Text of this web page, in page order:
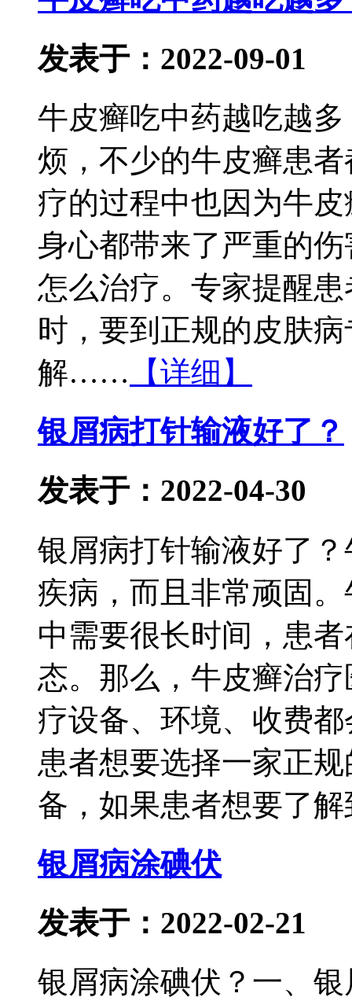
发表于：2022-09-01
牛皮癣吃中药越吃越
烦，不少的牛皮癣患
疗的过程中也因为牛
身心都带来了严重的
怎么治疗。专家提醒
时，要到正规的皮肤
解…… 【详细】
银屑病打针输液好了？
发表于：2022-04-30
银屑病打针输液好了
疾病，而且非常顽固
中需要很长时间，患
态。那么，牛皮癣治
疗设备、环境、收费
患者想要选择一家正
备，如果患者想要了
银屑病涂碘伏
发表于：2022-02-21
银屑病涂碘伏？一、